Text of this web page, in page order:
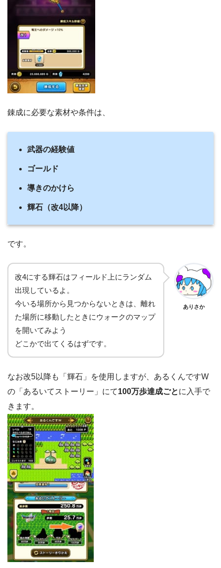
錬成に必要な素材や条件は、
武器の経験値
ゴールド
導きのかけら
輝石（改4以降）
です。
改4にする輝石はフィールド上にランダム
出現しているよ。
今いる場所から見つからないときは、離れ
た場所に移動したときにウォークのマップ
を開いてみよう
どこかで出てくるはずです。
ありさか
なお改5以降も「輝石」を使用しますが、あるくんですW
の「あるいてストーリー」にて100万歩達成ごとに入手で
きます。